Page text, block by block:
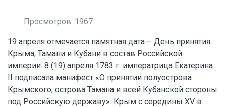
Просмотров: 1967
19 апреля отмечается памятная дата – День принятия
Крыма, Тамани и Кубани в состав Российской
империи. 8 (19) апреля 1783 г. императрица Екатерина
II подписала манифест «О принятии полуострова
Крымского, острова Тамана и всей Кубанской стороны
под Российскую державу». Крым с середины XV в.